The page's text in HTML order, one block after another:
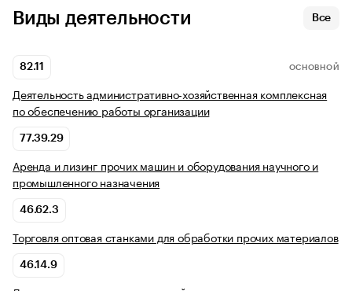
Виды деятельности Все
82.11 ОСНОВНОЙ
Деятельность административно-хозяйственная комплексная
по обеспечению работы организации
77.39.29
Аренда и лизинг прочих машин и оборудования научного и
промышленного назначения
46.62.3
Торговля оптовая станками для обработки прочих материалов
46.14.9